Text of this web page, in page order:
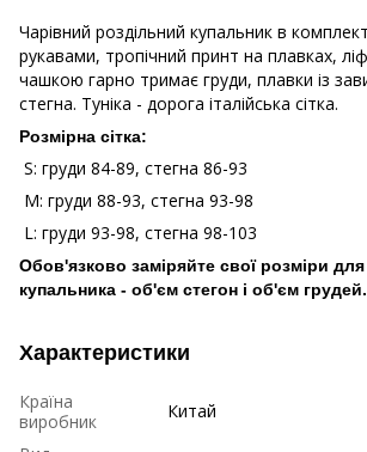
Чарівний роздільний купальник в
рукавами, тропічний принт на плавках,
чашкою гарно тримає груди, плавки із
стегна. Туніка - дорога італійська сітка.
Розмірна сітка:
S: груди 84-89, стегна 86-93
М: груди 88-93, стегна 93-98
L: груди 93-98, стегна 98-103
Обов'язково заміряйте свої розміри
купальника - об'єм стегон і об'єм грудей.
Характеристики
Країна
виробник
Китай